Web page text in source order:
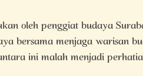
oleh penggiat budaya
bersama menjaga warisan
ini malah menjadi